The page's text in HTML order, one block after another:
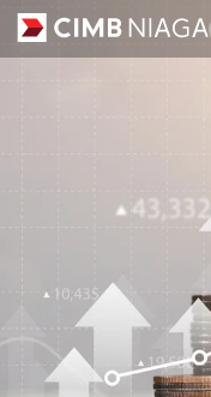
Personal